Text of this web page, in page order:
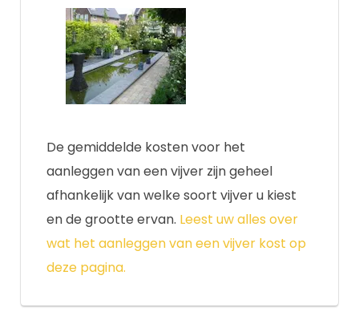
De gemiddelde kosten voor het
aanleggen van een vijver zijn geheel
afhankelijk van welke soort vijver u kiest
en de grootte ervan. Leest uw alles over
wat het aanleggen van een vijver kost op
deze pagina.